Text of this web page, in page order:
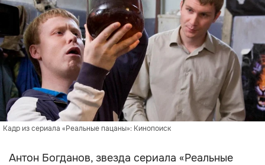
Кадр из сериала «Реальные пацаны»: Кинопоиск
Антон Богданов, звезда сериала «Реальные